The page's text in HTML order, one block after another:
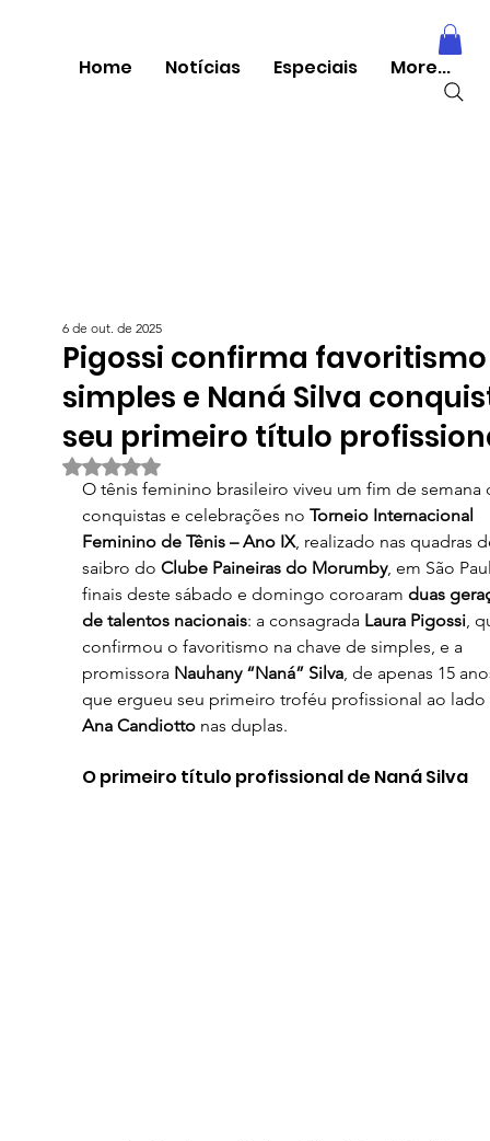
Home Notícias Especiais More...
Pigossi confirma
simples e Naná Silva
seu primeiro título
6 de out. de 2025
Avaliado com NaN de 5 estrelas.
O tênis feminino brasileiro viveu um fim de semana
conquistas e celebrações no Torneio Internacional
Feminino de Tênis – Ano IX, realizado nas quadras
saibro do Clube Paineiras do Morumby, em São
finais deste sábado e domingo coroaram duas
de talentos nacionais: a consagrada Laura Pigossi,
confirmou o favoritismo na chave de simples, e a
promissora Nauhany “Naná” Silva, de apenas 15
que ergueu seu primeiro troféu profissional ao
Ana Candiotto nas duplas.
O primeiro título profissional de Naná Silva